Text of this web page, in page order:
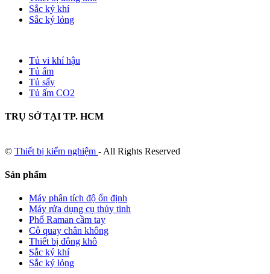
Sắc ký khí
Sắc ký lỏng
Tủ vi khí hậu
Tủ ấm
Tủ sấy
Tủ ấm CO2
TRỤ SỞ TẠI TP. HCM
© Thiết bị kiểm nghiệm - All Rights Reserved
Sản phẩm
Máy phân tích độ ổn định
Máy rửa dụng cụ thủy tinh
Phổ Raman cầm tay
Cô quay chân không
Thiết bị đông khô
Sắc ký khí
Sắc ký lỏng